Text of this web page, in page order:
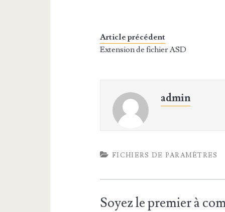
Article précédent
Extension de fichier ASD
admin
FICHIERS DE PARAMÈTRES
Soyez le premier à